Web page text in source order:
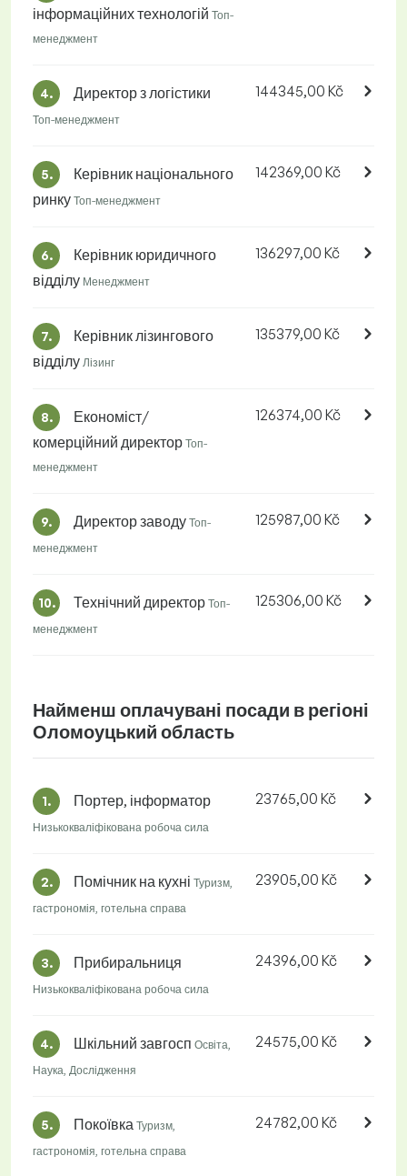
інформаційних технологій Топ-
менеджмент
4. Директор з логістики
Топ-менеджмент
144345,00 Kč
5.
Керівник національного
ринку Топ-менеджмент
142369,00 Kč
6.
Керівник юридичного
відділу Менеджмент
136297,00 Kč
7.
Керівник лізингового
відділу Лізинг
135379,00 Kč
8.
Економіст/
комерційний директор Топ-
менеджмент
126374,00 Kč
9. Директор заводу Топ-
менеджмент
125987,00 Kč
10. Технічний директор Топ-
менеджмент
125306,00 Kč
Найменш оплачувані посади в регіоні
Оломоуцький область
1. Портер, інформатор
Низькокваліфікована робоча сила
23765,00 Kč
2. Помічник на кухні Туризм,
гастрономія, готельна справа
23905,00 Kč
3. Прибиральниця
Низькокваліфікована робоча сила
24396,00 Kč
4. Шкільний завгосп Освіта,
Наука, Дослідження
24575,00 Kč
5. Покоївка Туризм,
гастрономія, готельна справа
24782,00 Kč